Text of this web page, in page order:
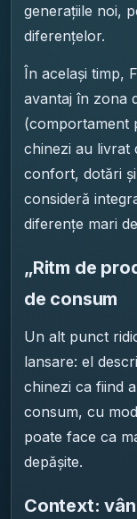
generațiile noi,
diferențelor.
În același timp,
avantaj în zona
(comportament
chinezi au livrat
confort, dotări
consideră
diferențe mari
„Ritm de
de consum
Un alt punct
lansare: el
chinezi ca fiind
consum, cu
poate face ca
depășite.
Context: